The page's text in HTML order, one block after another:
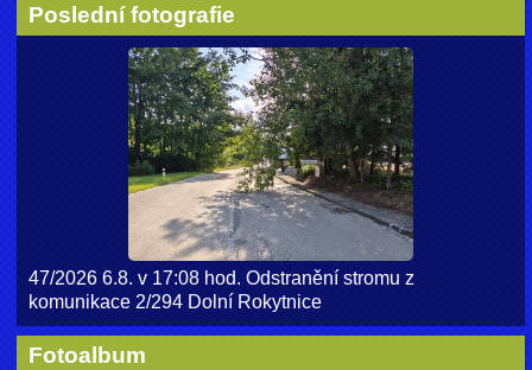
Poslední fotografie
47/2026 6.8. v 17:08 hod. Odstranění stromu z
komunikace 2/294 Dolní Rokytnice
Fotoalbum